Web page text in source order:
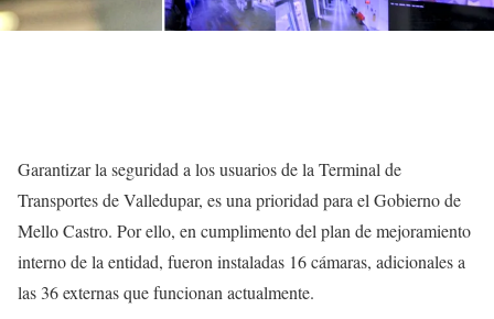
Garantizar la seguridad a los usuarios de la Terminal de
Transportes de Valledupar, es una prioridad para el Gobierno de
Mello Castro. Por ello, en cumplimento del plan de mejoramiento
interno de la entidad, fueron instaladas 16 cámaras, adicionales a
las 36 externas que funcionan actualmente.